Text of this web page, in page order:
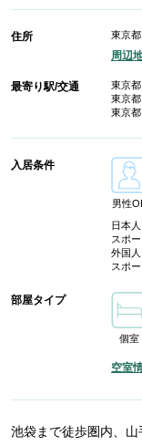
住所 東京
周辺
最寄り駅/交通
東京
東京
東京
入居条件
男性
日本
スポ
外国
スポ
部屋タイプ
個室
空室
池袋まで徒歩圏内、